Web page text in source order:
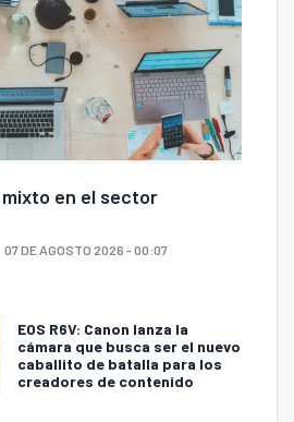
en el sector
07 DE AGOSTO 2026 - 00:07
EOS R6V: Canon lanza la
cámara que busca ser el nuevo
caballito de batalla para los
creadores de contenido